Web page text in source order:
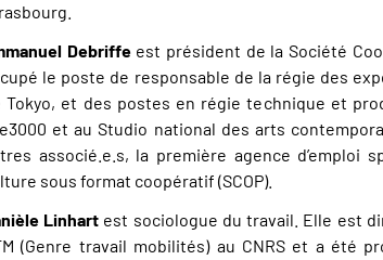
Debriffeest président de la Société
le poste de responsable de la régie des
Tokyo, et des postes en régie technique et
et au Studio national des arts
associé.e.s, la première agence d’emploi
sous format coopératif (SCOP).
Linhart est sociologue du travail. Elle est
(Genre travail mobilités) au CNRS et a été